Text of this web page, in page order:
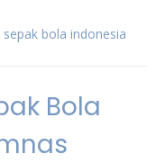
bola indonesia
Bola